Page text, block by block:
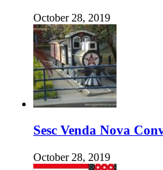
October 28, 2019
Sesc Venda Nova
October 28, 2019